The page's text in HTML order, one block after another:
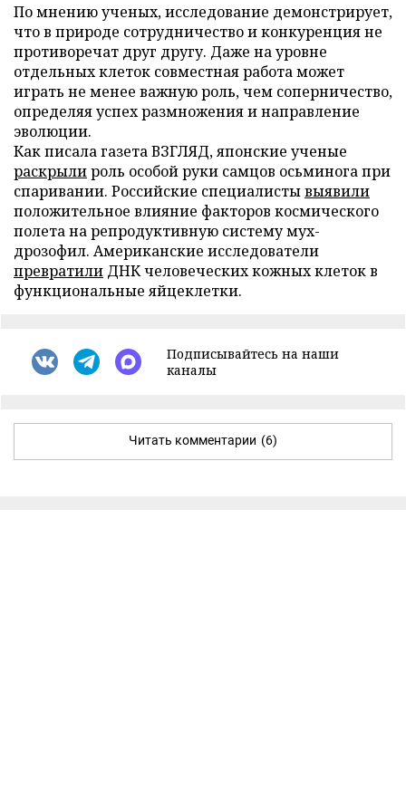
По мнению ученых, исследование демонстрирует,
что в природе сотрудничество и конкуренция не
противоречат друг другу. Даже на уровне
отдельных клеток совместная работа может
играть не менее важную роль, чем соперничество,
определяя успех размножения и направление
эволюции.
Как писала газета ВЗГЛЯД, японские ученые
раскрылироль особой руки самцов осьминога при
спаривании. Российские специалистывыявили
положительное влияние факторов космического
полета на репродуктивную систему мух-
дрозофил. Американские исследователи
превратили ДНК человеческих кожных клеток в
функциональные яйцеклетки.
Подписывайтесь на наши
каналы
Читать комментарии (6)